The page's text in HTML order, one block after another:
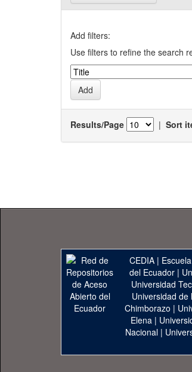
Add filters:
Use filters to refine the search
Results/Page | Sort
CEDIA |
del Ecuador|
Universidad
Universidad de
Chimborazo |
Elena |
Nacional |